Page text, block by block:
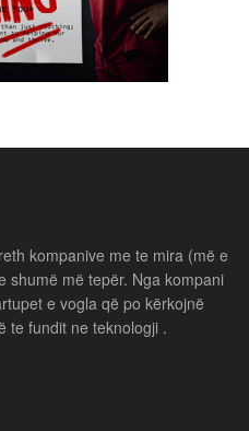
kompanive me te mira (më e
shumë më tepër. Nga kompani
e vogla që po kërkojnë
te fundit ne teknologji .